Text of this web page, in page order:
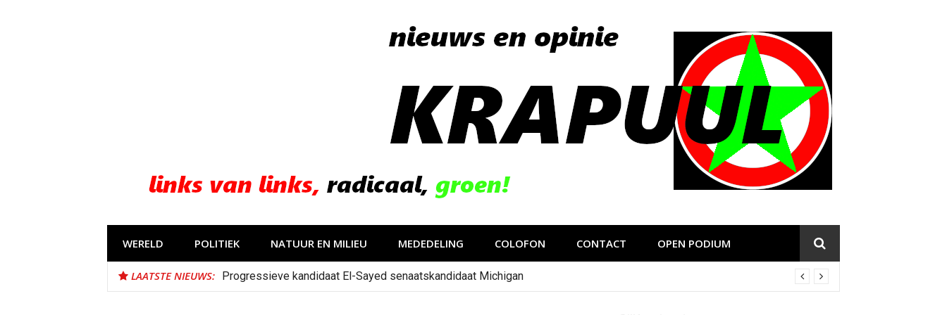
WERELD POLITIEK NATUUR EN MILIEU MEDEDELING COLOFON CONTACT OPEN PODIUM
LAATSTE NIEUWS: Progressieve kandidaat El-Sayed senaatskandidaat Michigan